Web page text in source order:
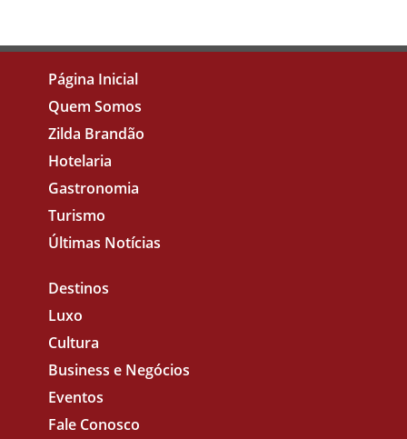
Página Inicial
Quem Somos
Zilda Brandão
Hotelaria
Gastronomia
Turismo
Últimas Notícias
Destinos
Luxo
Cultura
Business e Negócios
Eventos
Fale Conosco